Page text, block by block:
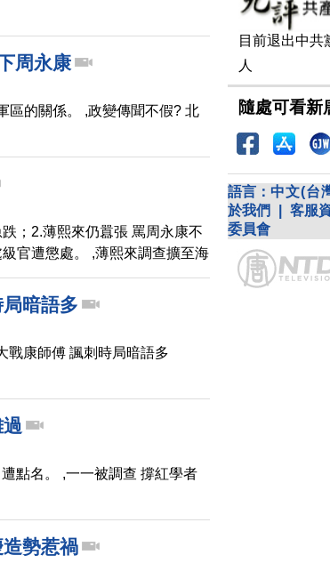
周永康
區的關係。 ,政變傳聞不假? 北
；2.薄熙來仍囂張 罵周永康不
官遭懲處。 ,薄熙來調查擴至海
暗語多
戰康師傅 諷刺時局暗語多
點名。 ,一一被調查 撐紅學者
勢惹禍
目前退出中共
人
隨處可看新
語言： 中文(台
於我們
客服
委員會